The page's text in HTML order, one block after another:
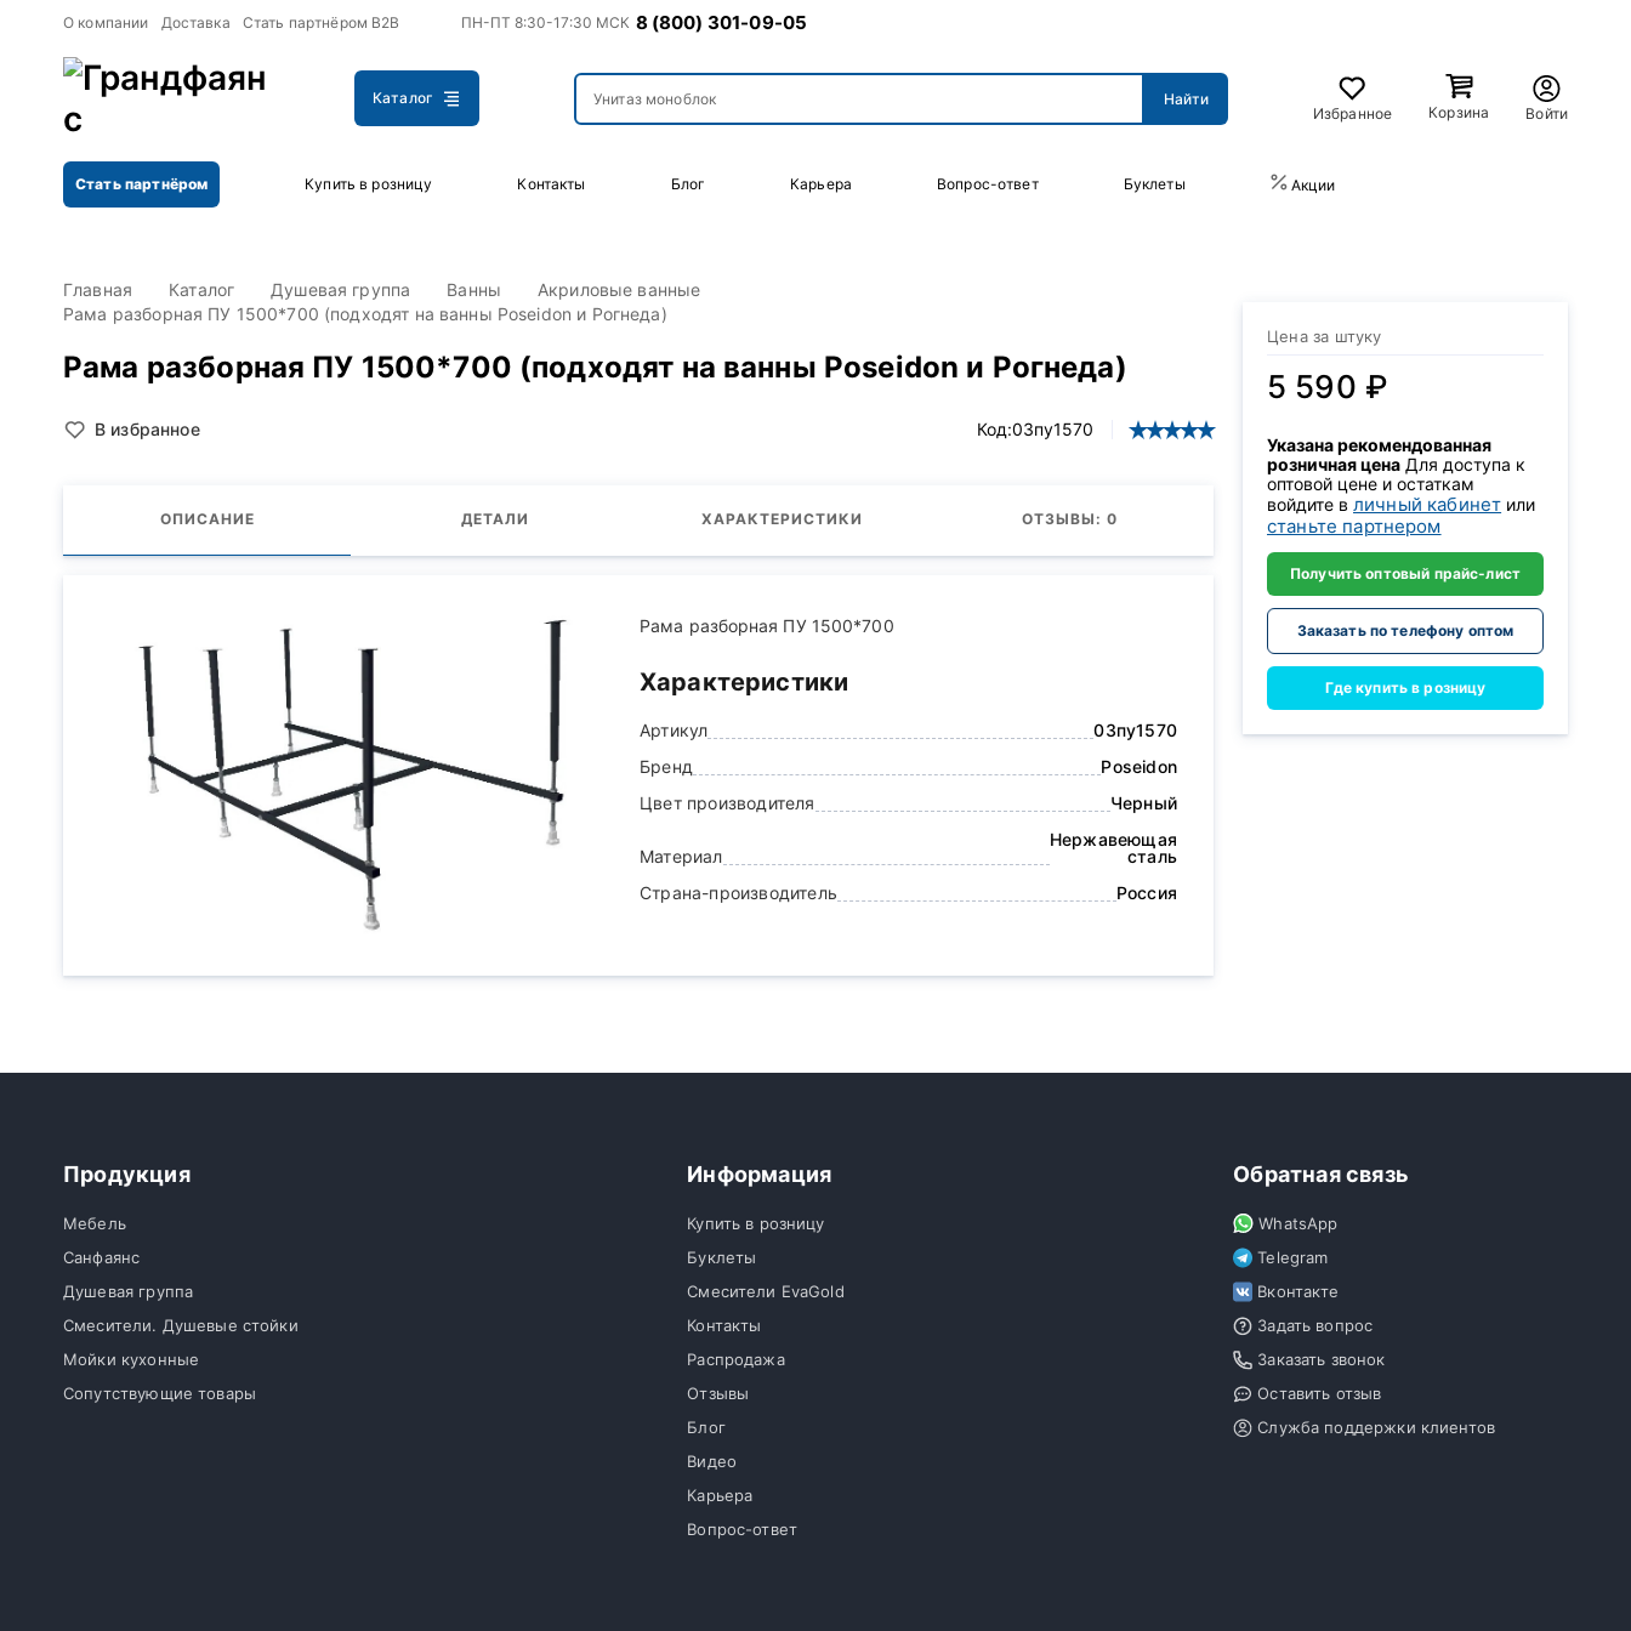
О компании Доставка Стать партнёром B2B ПН-ПТ 8:30-17:30 МСК 8 (800) 301-09-05
Каталог
Избранное
Корзина Войти
Стать партнёром Купить в розницу Контакты Блог Карьера Вопрос-ответ Буклеты Акции
Главная Каталог Душевая группа Ванны
Акриловые ванные
Рама разборная ПУ 1500*700 (подходят на ванны Poseidon и Рогнеда)
Рама разборная ПУ 1500*700 (подходят на ванны Poseidon и Рогнеда)
В избранное Код:03пу1570
ОПИСАНИЕ ДЕТАЛИ ХАРАКТЕРИСТИКИ ОТЗЫВЫ: 0
Рама разборная ПУ 1500*700
Характеристики
Артикул
03пу1570
Бренд
Poseidon
Цвет производителя
Черный
Материал
Нержавеющая
сталь
Страна-производитель
Россия
Цена за штуку
5 590 ₽
Указана рекомендованная
розничная цена Для доступа к
оптовой цене и остаткам
войдите в личный кабинет или
станьте партнером
Получить оптовый прайс-лист
Заказать по телефону оптом
Где купить в розницу
Продукция
Мебель
Санфаянс
Душевая группа
Смесители. Душевые стойки
Мойки кухонные
Сопутствующие товары
Информация
Купить в розницу
Буклеты
Смесители EvaGold
Контакты
Распродажа
Отзывы
Блог
Видео
Карьера
Вопрос-ответ
Обратная связь
WhatsApp
Telegram
Вконтакте
Задать вопрос
Заказать звонок
Оставить отзыв
Служба поддержки клиентов